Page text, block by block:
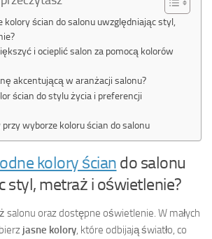
kolory ścian do salonu uwzględniając styl,
i ocieplić salon za pomocą kolorów
akcentującą w aranżacji salonu?
ścian do stylu życia i preferencji
przy wyborze koloru ścian do salonu
kolory ścian do salonu
styl, metraż i oświetlenie?
salonu oraz dostępne oświetlenie. W małych
jasne kolory , które odbijają światło, co